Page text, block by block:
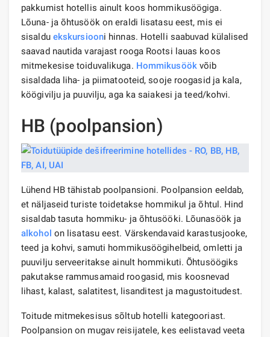
pakkumist hotellis ainult koos hommikusöögiga.
Lõuna- ja õhtusöök on eraldi lisatasu eest, mis ei
sisaldu ekskursiooni hinnas. Hotelli saabuvad külalised
saavad nautida varajast rooga Rootsi lauas koos
mitmekesise toiduvalikuga. Hommikusöökvõib
sisaldada liha- ja piimatooteid, sooje roogasid ja kala,
köögivilju ja puuvilju, aga ka saiakesi ja teed/kohvi.
HB (poolpansion)
Lühend HB tähistab poolpansioni. Poolpansion eeldab,
et näljaseid turiste toidetakse hommikul ja õhtul. Hind
sisaldab tasuta hommiku- ja õhtusööki. Lõunasöök ja
alkohol on lisatasu eest. Värskendavaid karastusjooke,
teed ja kohvi, samuti hommikusöögihelbeid, omletti ja
puuvilju serveeritakse ainult hommikuti. Õhtusöögiks
pakutakse rammusamaid roogasid, mis koosnevad
lihast, kalast, salatitest, lisanditest ja magustoitudest.
Toitude mitmekesisus sõltub hotelli kategooriast.
Poolpansion on mugav reisijatele, kes eelistavad veeta